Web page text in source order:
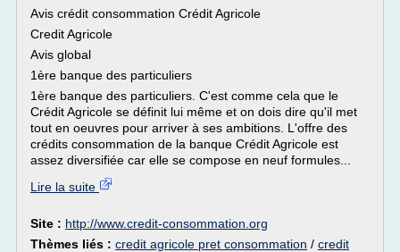
Avis crédit consommation Crédit Agricole
Credit Agricole
Avis global
1ère banque des particuliers
1ère banque des particuliers. C'est comme cela que le
Crédit Agricole se définit lui même et on dois dire qu'il met
tout en oeuvres pour arriver à ses ambitions. L'offre des
crédits consommation de la banque Crédit Agricole est
assez diversifiée car elle se compose en neuf formules...
Lire la suite
Site : http://www.credit-consommation.org
Thèmes liés : credit agricole pret consommation / credit